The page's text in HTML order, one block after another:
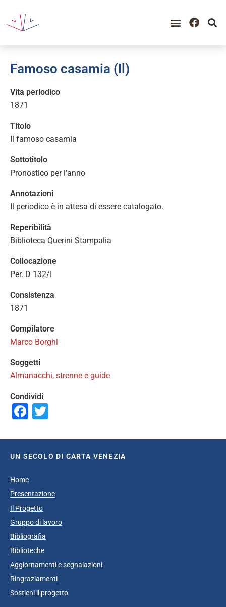
Famoso casamia (Il)
Vita periodico
1871
Titolo
Il famoso casamia
Sottotitolo
Pronostico per l’anno
Annotazioni
Il periodico è in attesa di essere catalogato.
Reperibilità
Biblioteca Querini Stampalia
Collocazione
Per. D 132/I
Consistenza
1871
Compilatore
Marco Borghi
Soggetti
Almanacchi, strenne e guide
Condividi
Facebook
UN SECOLO DI CARTA VENEZIA
Home
Presentazione
Il Progetto
Gruppo di lavoro
Bibliografia
Biblioteche
Aggiornamenti e segnalazioni
Ringraziamenti
Sostieni il progetto